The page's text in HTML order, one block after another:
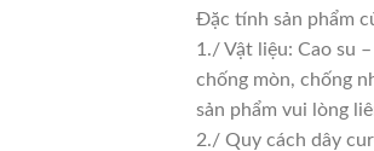
Đặc tính sản phẩm
1./ Vật liệu: Cao su
chống mòn, chống
sản phẩm vui lòng
2./ Quy cách dây